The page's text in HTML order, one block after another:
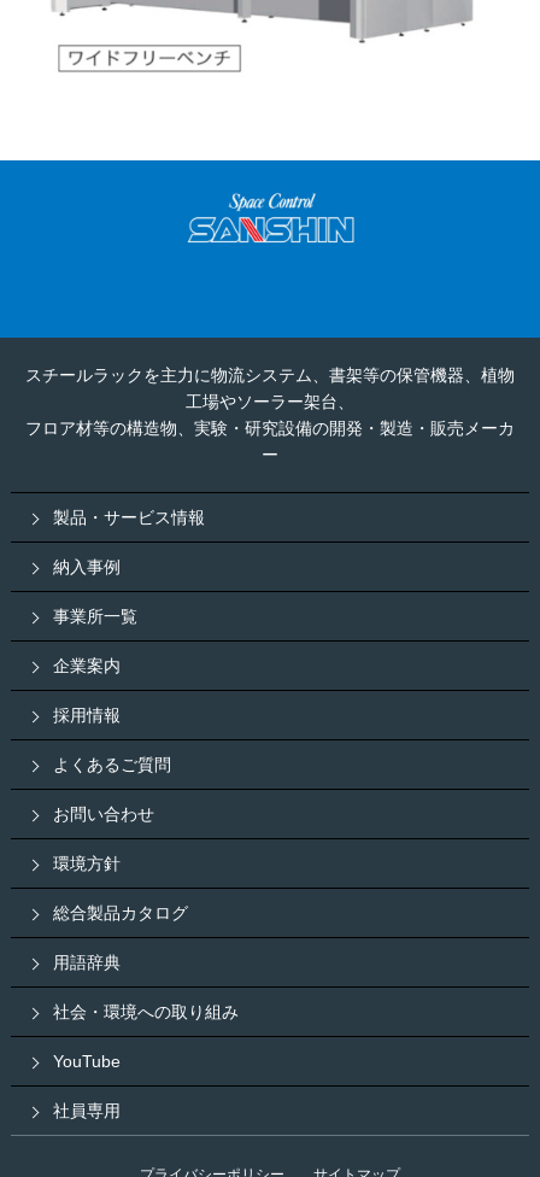
スチールラックを主力に物流システム、書架等の保管機器、植物
工場やソーラー架台、
フロア材等の構造物、実験・研究設備の開発・製造・販売メーカ
ー
製品・サービス情報
納入事例
事業所一覧
企業案内
採用情報
よくあるご質問
お問い合わせ
環境方針
総合製品カタログ
用語辞典
社会・環境への取り組み
YouTube
社員専用